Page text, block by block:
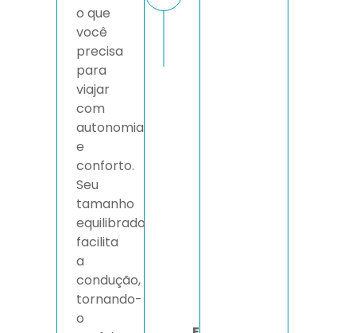
o que
você
precisa
para
viajar
com
autonomia
e
conforto.
Seu
tamanho
equilibrado
facilita
a
condução,
tornando-
o